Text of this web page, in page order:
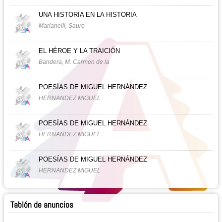
UNA HISTORIA EN LA HISTORIA
Marianelli, Sauro
EL HÉROE Y LA TRAICIÓN
Bandera, M. Carmen de la
POESÍAS DE MIGUEL HERNÁNDEZ
HERNANDEZ MIGUEL
POESÍAS DE MIGUEL HERNÁNDEZ
HERNANDEZ MIGUEL
POESÍAS DE MIGUEL HERNÁNDEZ
HERNANDEZ MIGUEL
Tablón de anuncios